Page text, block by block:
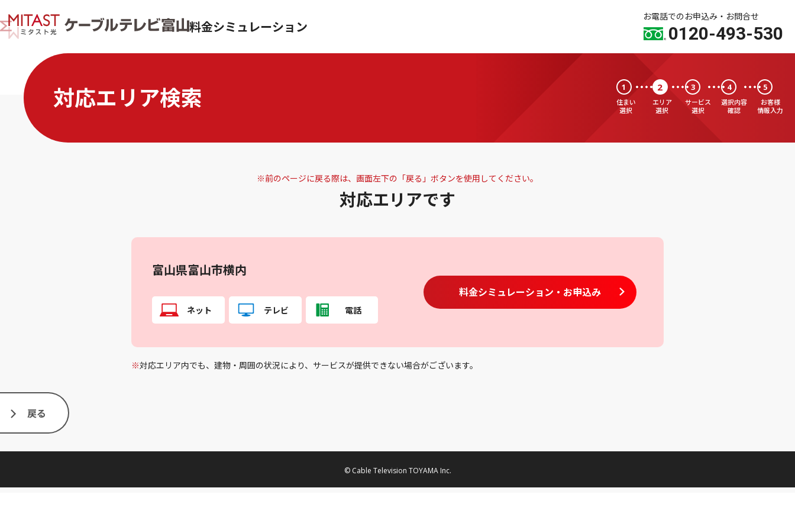
料金シミュレーション
お電話でのお申込み・お問合せ
0120-493-530
対応エリア検索 1
住まい
選択
2
エリア
選択
3
サービス
選択
4
選択内容
確認
5
お客様
情報入力
※前のページに戻る際は、画面左下の「戻る」ボタンを使用してください。
対応エリアです
富山県富山市横内
ネット テレビ 電話
料金シミュレーション ・お申込み
※対応エリア内でも、建物・周囲の状況により、サービスが提供できない場合がございます。
戻る
© Cable Television TOYAMA Inc.